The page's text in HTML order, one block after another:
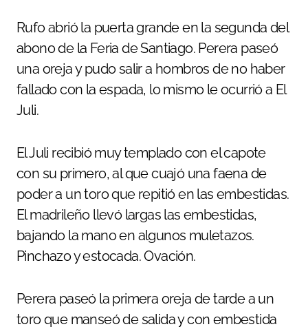
Rufo abrió la puerta grande en la segunda del
abono de la Feria de Santiago. Perera paseó
una oreja y pudo salir a hombros de no haber
fallado con la espada, lo mismo le ocurrió a El
Juli.
El Juli recibió muy templado con el capote
con su primero, al que cuajó una faena de
poder a un toro que repitió en las embestidas.
El madrileño llevó largas las embestidas,
bajando la mano en algunos muletazos.
Pinchazo y estocada. Ovación.
Perera paseó la primera oreja de tarde a un
toro que manseó de salida y con embestida